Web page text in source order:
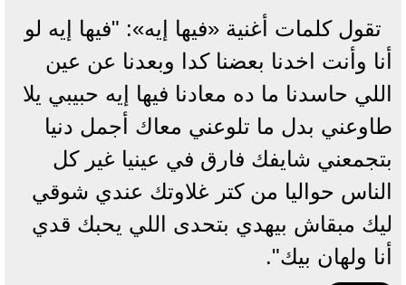
تقول كلمات أغنية «فيها إيه»: "فيها إيه لو
أنا وأنت اخدنا بعضنا كدا وبعدنا عن عين
اللي حاسدنا ما ده معادنا فيها إيه حبيبي يلا
طاوعني بدل ما تلوعني معاك أجمل دنيا
بتجمعني شايفك فارق في عينيا غير كل
الناس حواليا من كتر غلاوتك عندي شوقي
ليك مبقاش بيهدي بتحدى اللي يحبك قدي
أنا ولهان بيك".